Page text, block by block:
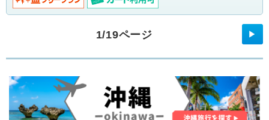
1/19ページ ▶